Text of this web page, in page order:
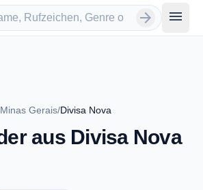
arrow_forward menu
Minas Gerais/Divisa Nova
aus Divisa Nova